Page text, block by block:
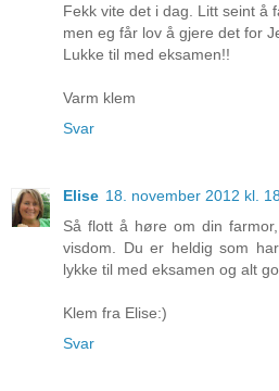
Fekk vite det i dag. Litt seint å
men eg får lov å gjere det for
Lukke til med eksamen!!
Varm klem
Svar
Elise 18. november 2012 kl.
Så flott å høre om din
visdom. Du er heldig som
lykke til med eksamen og alt
Klem fra Elise:)
Svar